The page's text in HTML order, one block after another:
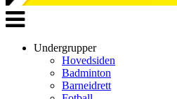
Veksle
navigasjon
Undergrupper
Hovedsiden
Badminton
Barneidrett